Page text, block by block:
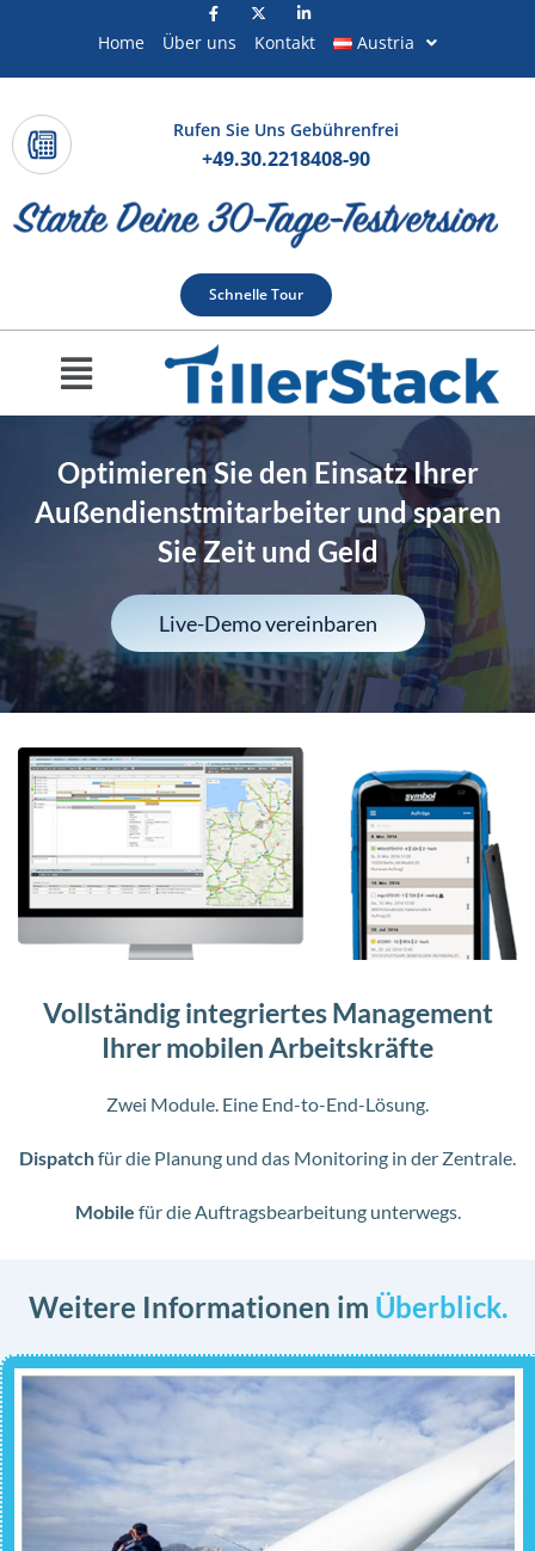
Home Über uns Kontakt Austria
Rufen Sie Uns Gebührenfrei
+49.30.2218408-90
Schnelle Tour
Menu
Optimieren Sie den Einsatz Ihrer
Außendienstmitarbeiter und sparen
Sie Zeit und Geld
Live-Demo vereinbaren
Vollständig integriertes Management
Ihrer mobilen Arbeitskräfte
Zwei Module. Eine End-to-End-Lösung.
Dispatchfür die Planung und das Monitoring in der Zentrale.
Mobile für die Auftragsbearbeitung unterwegs.
Weitere Informationen im Überblick.